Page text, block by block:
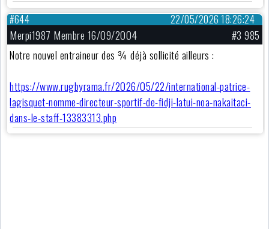
22/05/2026 18:26:24
#644
Merpi1987 Membre 16/09/2004
#3 985
Notre nouvel entraineur des ¾ déjà sollicité ailleurs :
https://www.rugbyrama.fr/2026/05/22/international-patrice-
lagisquet-nomme-directeur-sportif-de-fidji-latui-noa-nakaitaci-
dans-le-staff-13383313.php